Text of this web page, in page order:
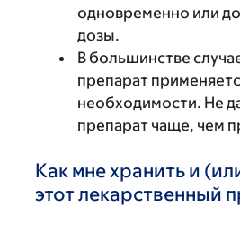
одновременно или
дозы.
В большинстве
препарат
необходимости. Не
препарат чаще, чем
Как мне хранить и
этот лекарственный